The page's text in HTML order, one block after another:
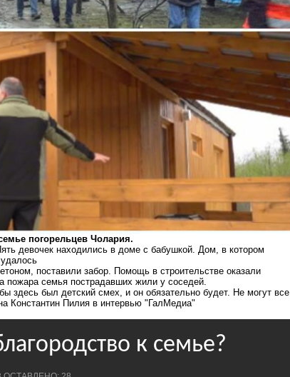
погорельцев Чолария.
девочек находились в доме с бабушкой. Дом, в котором
поставили забор. Помощь в строительстве оказали
семья пострадавших жили у соседей.
был детский смех, и он обязательно будет. Не могут все
Константин Пилия в интервью "ГалМедиа"